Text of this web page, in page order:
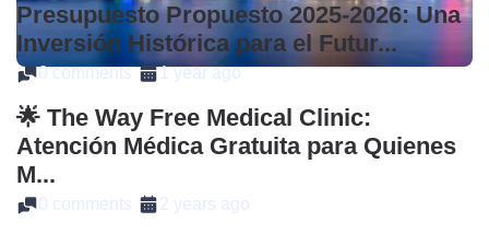
Presupuesto Propuesto 2025-2026: Una
Inversión Histórica para el Futur...
0 comments 1 year ago
🌟 The Way Free Medical Clinic:
Atención Médica Gratuita para Quienes
M...
0 comments 2 years ago